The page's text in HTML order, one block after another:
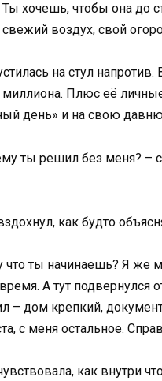
хочешь, чтобы она до
свежий воздух, свой
на стул
миллиона. Плюс её
день» и на свою
ты решил без меня? –
как будто
что ты начинаешь? Я же
А тут подвернулся
– дом крепкий,
с меня остальное.
как внутри